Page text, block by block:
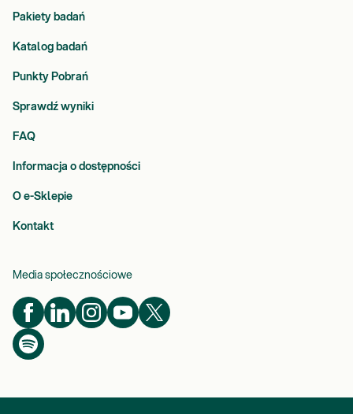
Pakiety badań
Katalog badań
Punkty Pobrań
Sprawdź wyniki
FAQ
Informacja o dostępności
O e-Sklepie
Kontakt
Media społecznościowe